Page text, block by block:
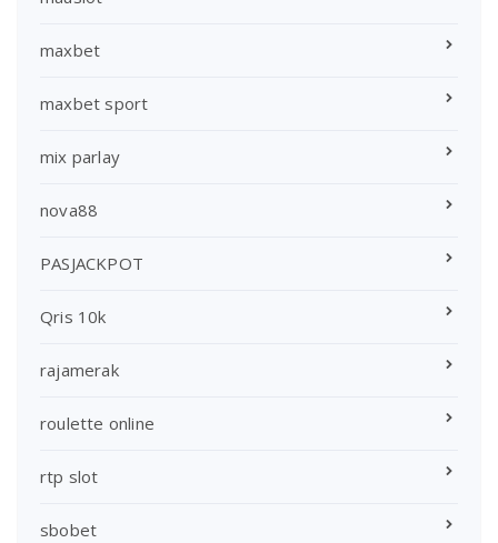
maxbet
maxbet sport
mix parlay
nova88
PASJACKPOT
Qris 10k
rajamerak
roulette online
rtp slot
sbobet